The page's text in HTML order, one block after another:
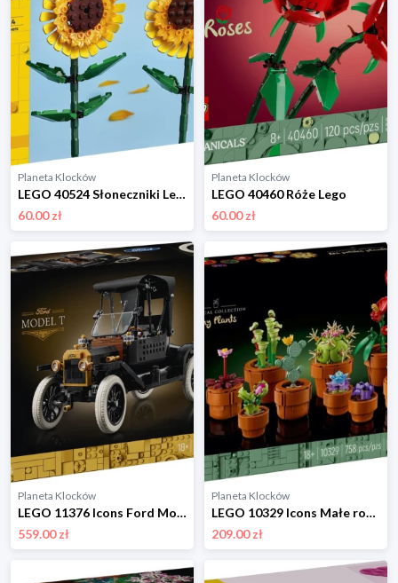
Planeta Klocków
LEGO 40524 Słoneczniki Lego
60.00 zł
Planeta Klocków
LEGO 40460 Róże Lego
60.00 zł
Planeta Klocków
LEGO 11376 Icons Ford Model T Lego
559.00 zł
Planeta Klocków
LEGO 10329 Icons Małe roślinki Lego
209.00 zł